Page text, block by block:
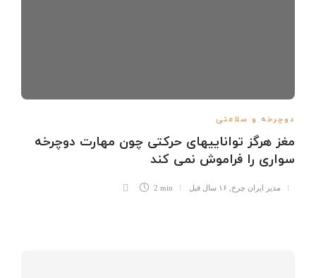
دوچرخه و سلامتی
مغز هرگز تواناییهای حرکتی چون مهارت دوچرخه
سواری را فراموش نمی کند
مدیر ایران چرخ ۱۶ سال قبل 2 min